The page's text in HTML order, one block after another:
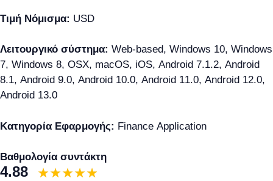
Τιμή Νόμισμα: USD
Λειτουργικό σύστημα: Web-based, Windows 10, Windows
7, Windows 8, OSX, macOS, iOS, Android 7.1.2, Android
8.1, Android 9.0, Android 10.0, Android 11.0, Android 12.0,
Android 13.0
Κατηγορία Εφαρμογής: Finance Application
Βαθμολογία συντάκτη
4.88